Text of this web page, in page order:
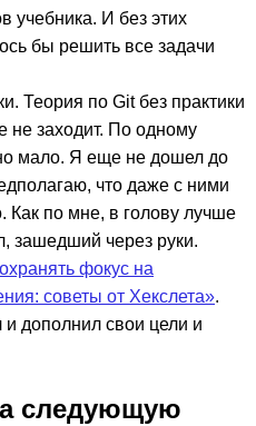
учебника. И без этих
бы решить все задачи
Теория по Git без практики
не заходит. По одному
мало. Я еще не дошел до
что даже с ними
Как по мне, в голову лучше
зашедший через руки.
фокус на
советы от Хекслета».
дополнил свои цели и
следующую